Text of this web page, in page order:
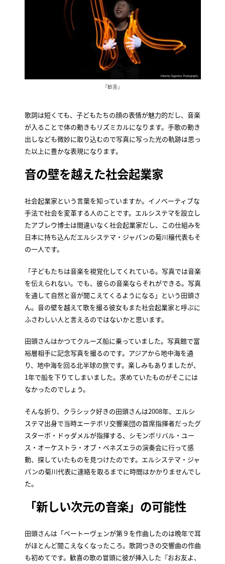
「歓喜」
歌詞は短くても、子どもたちの顔の表情が魅力的だし、音楽
が入ることで体の動きもリズミカルになります。手歌の動き
出しなども微妙に取り込むので写真に写った光の軌跡は思っ
た以上に豊かな表現になります。
音の壁を越えた社会起業家
社会起業家という言葉を知っていますか。イノベーティブな
手法で社会を変革する人のことです。エルシステマを設立し
たアブレウ博士は間違いなく社会起業家だし、この仕組みを
日本に持ち込んだエルシステマ・ジャパンの菊川穣代表もそ
の一人です。
「子どもたちは音楽を視覚化してくれている。写真では音楽
を伝えられない。でも、彼らの音楽ならそれができる。写真
を通して自然と音が聞こえてくるようになる」という田頭さ
ん。音の壁を越えて歌を撮る彼女もまた社会起業家と呼ぶに
ふさわしい人と言えるのではないかと思います。
田頭さんはかつてクルーズ船に乗っていました。写真館で富
裕層相手に記念写真を撮るのです。アジアから地中海を通
り、地中海を回る北半球の旅です。楽しみもありましたが、
1年で船を下りてしまいました。求めていたものがそこには
なかったのでしょう。
そんな折り、クラシック好きの田頭さんは2008年、エルシ
ステマ出身で当時エーテボリ交響楽団の首席指揮者だったグ
スターボ・ドゥダメルが指揮する、シモンボリバル・ユー
ス・オーケストラ・オブ・ベネズエラの演奏会に行って感
動、探していたものを見つけたのです。エルシステマ・ジャ
パンの菊川代表に連絡を取るまでに時間はかかりませんでし
た。
「新しい次元の音楽」の可能性
田頭さんは「ベートーヴェンが第９を作曲したのは晩年で耳
がほとんど聞こえなくなったころ。歌詞つきの交響曲の作曲
も初めてです。歓喜の歌の冒頭に彼が挿入した『おお友よ、